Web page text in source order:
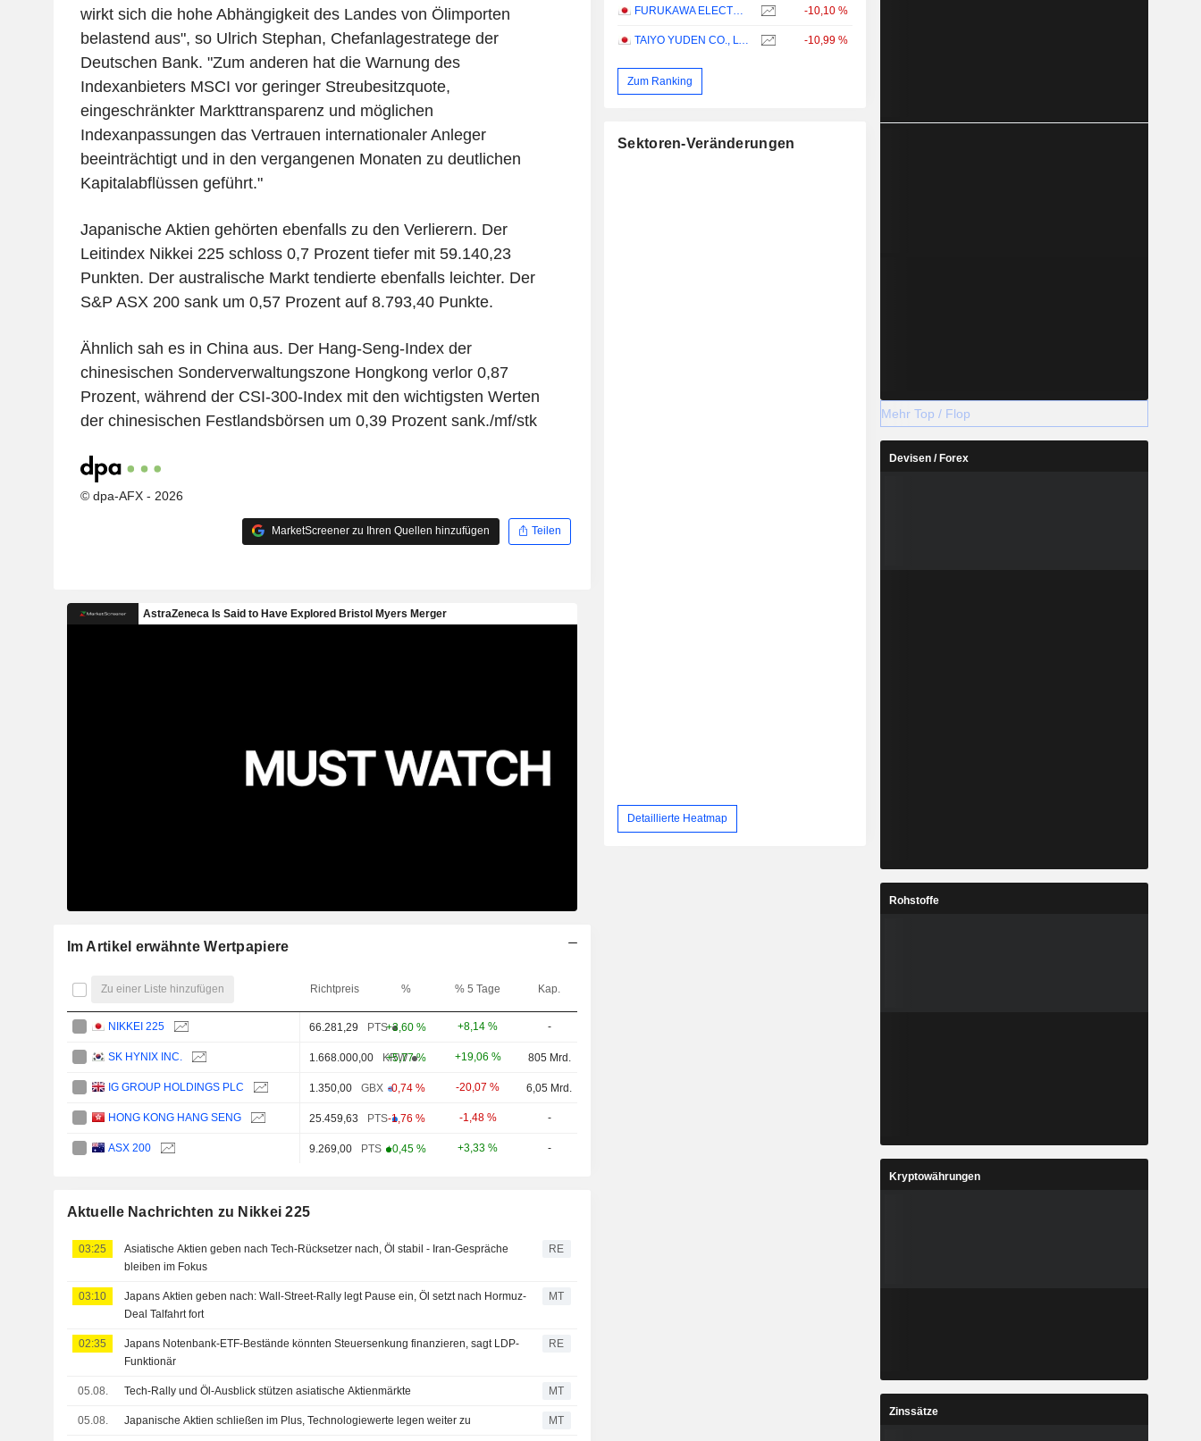
wirkt sich die hohe Abhängigkeit des Landes von Ölimporten
belastend aus", so Ulrich Stephan, Chefanlagestratege der
Deutschen Bank. "Zum anderen hat die Warnung des
Indexanbieters MSCI vor geringer Streubesitzquote,
eingeschränkter Markt­transparenz und möglichen
Indexanpassungen das Vertrauen internationaler Anleger
beeinträchtigt und in den vergangenen Monaten zu deutlichen
Kapitalabflüssen ge­führt."
Japanische Aktien gehörten ebenfalls zu den Verlierern. Der
Leitindex Nikkei 225 schloss 0,7 Prozent tiefer mit 59.140,23
Punkten. Der australische Markt tendierte ebenfalls leichter. Der
S&P ASX 200 sank um 0,57 Prozent auf 8.793,40 Punkte.
Ähnlich sah es in China aus. Der Hang-Seng-Index der
chinesischen Sonderverwaltungszone Hongkong verlor 0,87
Prozent, während der CSI-300-Index mit den wichtigsten Werten
der chinesischen Festlandsbörsen um 0,39 Prozent sank./mf/stk
© dpa-AFX - 2026
MarketScreener zu Ihren Quellen hinzufügen Teilen
Im Artikel erwähnte Wertpapiere
Zu einer Liste hinzufügen Richtpreis % % 5 Tage Kap.
NIKKEI 225 66.281,29 PTS+3,60 % +8,14 % -
SK HYNIX INC. 1.668.000,00 KRW
+5,77 % +19,06 % 805 Mrd.
IG GROUP HOLDINGS PLC 1.350,00 GBX -0,74 % -20,07 % 6,05 Mrd.
HONG KONG HANG SENG 25.459,63 PTS-1,76 % -1,48 % -
ASX 200 9.269,00 PTS +0,45 % +3,33 % -
Aktuelle Nachrichten zu Nikkei 225
03:25
Asiatische Aktien geben nach Tech-Rücksetzer nach, Öl stabil - Iran-Gespräche
bleiben im Fokus
RE
03:10
Japans Aktien geben nach: Wall-Street-Rally legt Pause ein, Öl setzt nach Hormuz-
Deal Talfahrt fort
MT
02:35
Japans Notenbank-ETF-Bestände könnten Steuersenkung finanzieren, sagt LDP-
Funktionär
RE
05.08. Tech-Rally und Öl-Ausblick stützen asiatische Aktienmärkte MT
05.08. Japanische Aktien schließen im Plus, Technologiewerte legen weiter zu MT
FURUKAWA ELECTRIC CO., LTD. -10,10 %
TAIYO YUDEN CO., LTD. -10,99 %
Zum Ranking
Sektoren-Veränderungen
Detaillierte Heatmap
Mehr Top / Flop
Devisen / Forex
Rohstoffe
Kryptowährungen
Zinssätze